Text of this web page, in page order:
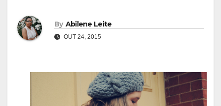
By Abilene Leite
OUT 24, 2015